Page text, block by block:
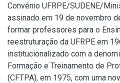
Convênio UFRPE/SUDENE/
assinado em 19 de novembro
formar professores para o
reestruturação da UFRPE em
institucionalizado com a
Formação e Treinamento de
(CFTPA), em 1975, com uma